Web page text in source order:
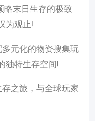
略末日生存的极致
为观止!
元化的物资搜集玩
独特生存空间!
之旅，与全球玩家